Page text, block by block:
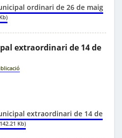
ordinari de 26 de maig
extraordinari de 14 de
extraordinari de 14 de
Kb)